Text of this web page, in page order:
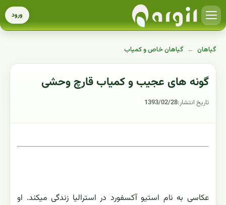
ورود
گیاهان ← گیاهان خاص و کمیاب
گونه های عجیب و کمیاب قارچ وحشی
تاریخ انتشار:1393/02/28
عکاسی به نام استیو آکسفورد در استرالیا زندگی میکند. او